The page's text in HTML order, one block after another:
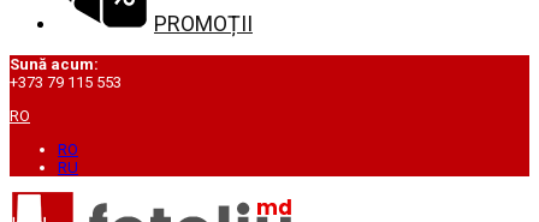
PROMOȚII
Sună acum:
+373 79 115 553
RO
RO
RU